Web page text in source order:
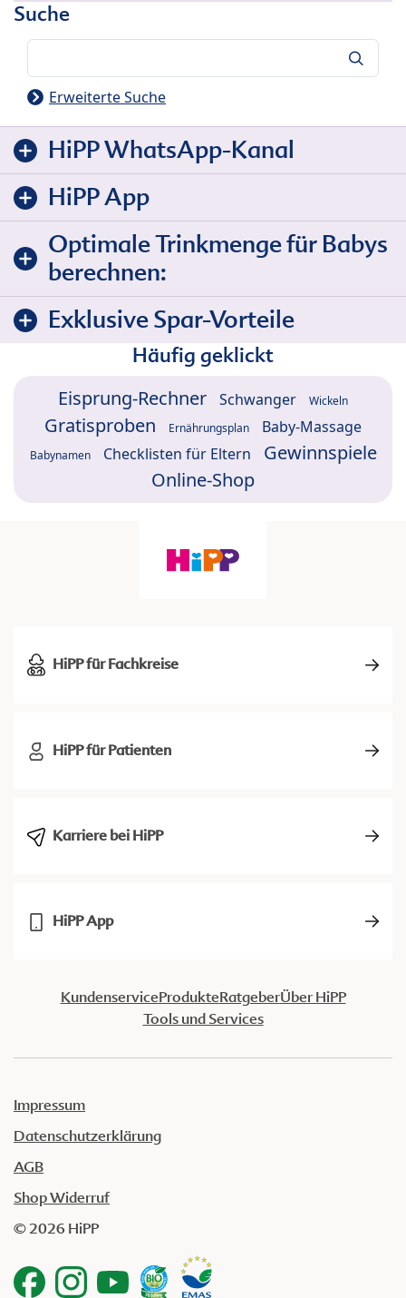
Suche
Erweiterte Suche
HiPP WhatsApp-Kanal
HiPP App
Optimale Trinkmenge für Babys
berechnen:
Exklusive Spar-Vorteile
Häufig geklickt
Eisprung-Rechner Schwanger Wickeln
Gratisproben Ernährungsplan Baby-Massage
Babynamen Checklisten für Eltern
Gewinnspiele
Online-Shop
HiPP für Fachkreise
HiPP für Patienten
Karriere bei HiPP
HiPP App
KundenserviceProdukteRatgeberÜber HiPP
Tools und Services
Impressum
Datenschutzerklärung
AGB
Shop Widerruf
© 2026 HiPP